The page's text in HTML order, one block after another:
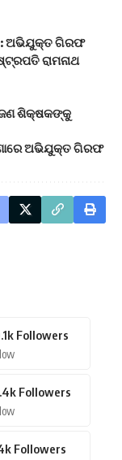
ଅଭିଯୁକ୍ତ ଗିରଫ
ରାମନାଥ
ଜଣ ଶିକ୍ଷକଙ୍କୁ
ଅଭିଯୁକ୍ତ ଗିରଫ
Followers
Followers
Followers